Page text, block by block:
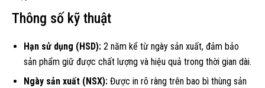
Thông số kỹ thuật
Hạn sử dụng (HSD): 2 năm kể từ ngày sản xuất, đảm bảo
sản phẩm giữ được chất lượng và hiệu quả trong thời gian dài.
Ngày sản xuất (NSX): Được in rõ ràng trên bao bì thùng sản